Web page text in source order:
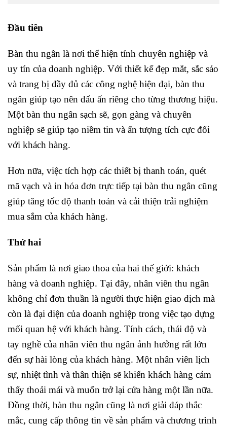
Đầu tiên
Bàn thu ngân là nơi thể hiện tính chuyên nghiệp và
uy tín của doanh nghiệp. Với thiết kế đẹp mắt, sắc sảo
và trang bị đầy đủ các công nghệ hiện đại, bàn thu
ngân giúp tạo nên dấu ấn riêng cho từng thương hiệu.
Một bàn thu ngân sạch sẽ, gọn gàng và chuyên
nghiệp sẽ giúp tạo niềm tin và ấn tượng tích cực đối
với khách hàng.
Hơn nữa, việc tích hợp các thiết bị thanh toán, quét
mã vạch và in hóa đơn trực tiếp tại bàn thu ngân cũng
giúp tăng tốc độ thanh toán và cải thiện trải nghiệm
mua sắm của khách hàng.
Thứ hai
Sản phẩm là nơi giao thoa của hai thế giới: khách
hàng và doanh nghiệp. Tại đây, nhân viên thu ngân
không chỉ đơn thuần là người thực hiện giao dịch mà
còn là đại diện của doanh nghiệp trong việc tạo dựng
mối quan hệ với khách hàng. Tính cách, thái độ và
tay nghề của nhân viên thu ngân ảnh hưởng rất lớn
đến sự hài lòng của khách hàng. Một nhân viên lịch
sự, nhiệt tình và thân thiện sẽ khiến khách hàng cảm
thấy thoải mái và muốn trở lại cửa hàng một lần nữa.
Đồng thời, bàn thu ngân cũng là nơi giải đáp thắc
mắc, cung cấp thông tin về sản phẩm và chương trình